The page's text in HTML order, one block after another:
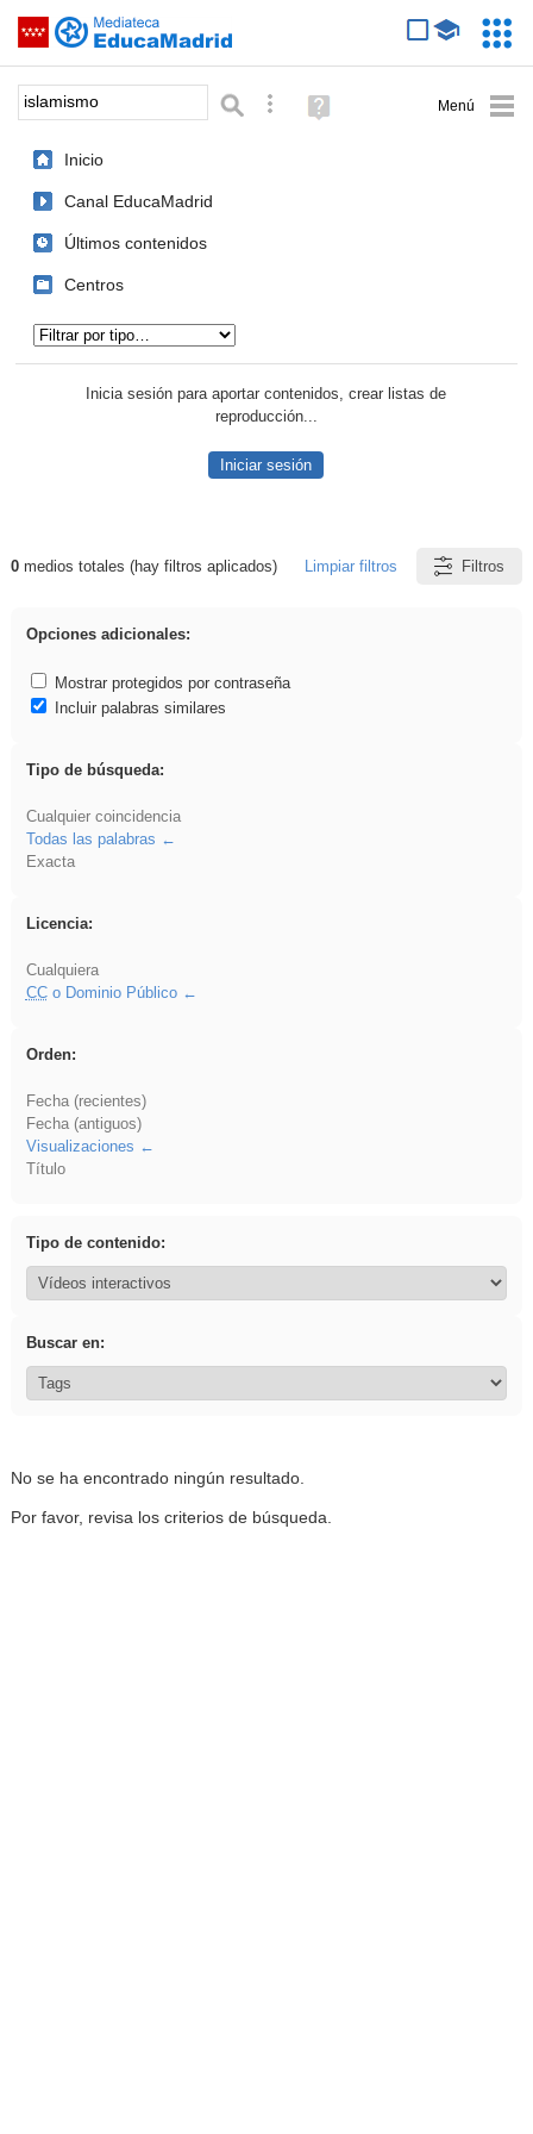
Saltar navegación
Palabra o frase: Búsqueda avanzada
Ayuda
(en
Inicio
Canal EducaMadrid
Últimos contenidos
Centros
Inicia sesión para aportar contenidos, crear listas de
reproducción...
Iniciar sesión
Resultados de: islamismo
0medios totales (hay filtros aplicados) Limpiar filtros Filtros
Opciones adicionales:
Mostrar protegidos por contraseña
Incluir palabras similares
Tipo de búsqueda:
Cualquier coincidencia
Todas las palabras
Exacta
Licencia:
Cualquiera
CCo Dominio Público
Orden:
Fecha (recientes)
Fecha (antiguos)
Visualizaciones
Título
Tipo de contenido:
Buscar en:
No se ha encontrado ningún resultado.
Por favor, revisa los criterios de búsqueda.